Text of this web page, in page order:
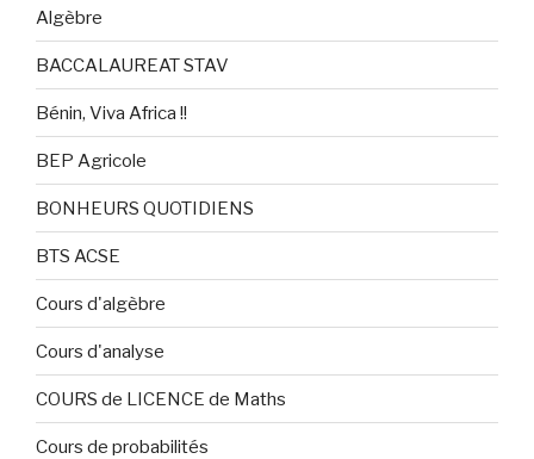
Algèbre
BACCALAUREAT STAV
Bénin, Viva Africa !!
BEP Agricole
BONHEURS QUOTIDIENS
BTS ACSE
Cours d'algèbre
Cours d'analyse
COURS de LICENCE de Maths
Cours de probabilités